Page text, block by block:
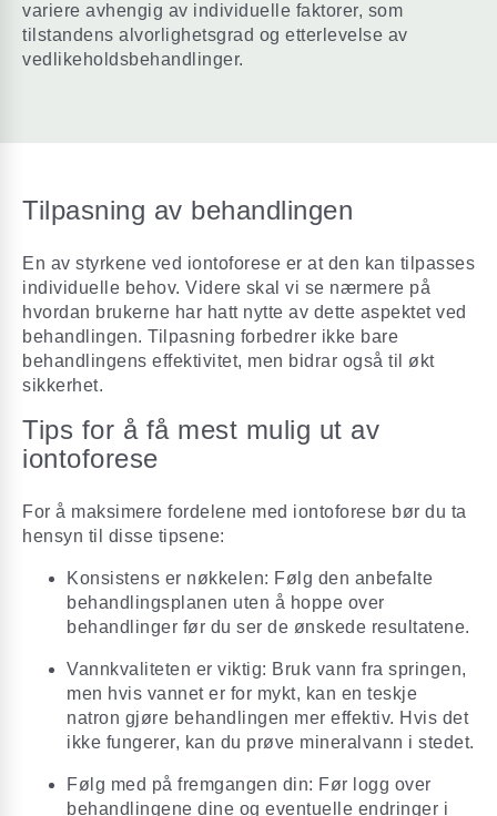
variere avhengig av individuelle faktorer, som
tilstandens alvorlighetsgrad og etterlevelse av
vedlikeholdsbehandlinger.
Tilpasning av behandlingen
En av styrkene ved iontoforese er at den kan tilpasses
individuelle behov. Videre skal vi se nærmere på
hvordan brukerne har hatt nytte av dette aspektet ved
behandlingen. Tilpasning forbedrer ikke bare
behandlingens effektivitet, men bidrar også til økt
sikkerhet.
Tips for å få mest mulig ut av
iontoforese
For å maksimere fordelene med iontoforese bør du ta
hensyn til disse tipsene:
Konsistens er nøkkelen: Følg den anbefalte
behandlingsplanen uten å hoppe over
behandlinger før du ser de ønskede resultatene.
Vannkvaliteten er viktig: Bruk vann fra springen,
men hvis vannet er for mykt, kan en teskje
natron gjøre behandlingen mer effektiv. Hvis det
ikke fungerer, kan du prøve mineralvann i stedet.
Følg med på fremgangen din: Før logg over
behandlingene dine og eventuelle endringer i